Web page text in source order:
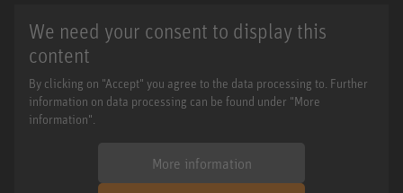
We need your consent to display this
content
By clicking on "Accept" you agree to the data processing to. Further
information on data processing can be found under "More
information".
More information